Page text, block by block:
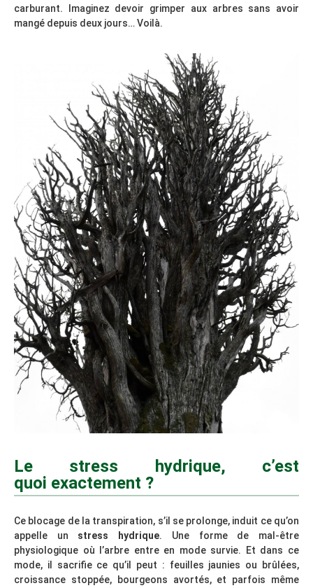
carburant. Imaginez devoir grimper aux arbres sans avoir
mangé depuis deux jours… Voilà.
Le stress hydrique, c’est
quoi exactement ?
Ce blocage de la transpiration, s’il se prolonge, induit ce qu’on
appelle un stress hydrique. Une forme de mal-être
physiologique où l’arbre entre en mode survie. Et dans ce
mode, il sacrifie ce qu’il peut : feuilles jaunies ou brûlées,
croissance stoppée, bourgeons avortés, et parfois même